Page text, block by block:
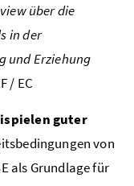
über die
in der
und Erziehung
/ EC
guter
von
als Grundlage für